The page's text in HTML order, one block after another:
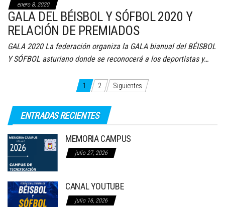
enero 8, 2020
GALA DEL BÉISBOL Y SÓFBOL 2020 Y
RELACIÓN DE PREMIADOS
GALA 2020 La federación organiza la GALA bianual del BÉISBOL
Y SÓFBOL asturiano donde se reconocerá a los deportistas y…
de
entradas
1 2 Siguientes
ENTRADAS RECIENTES
MEMORIA CAMPUS
julio 27, 2026
CANAL YOUTUBE
julio 16, 2026